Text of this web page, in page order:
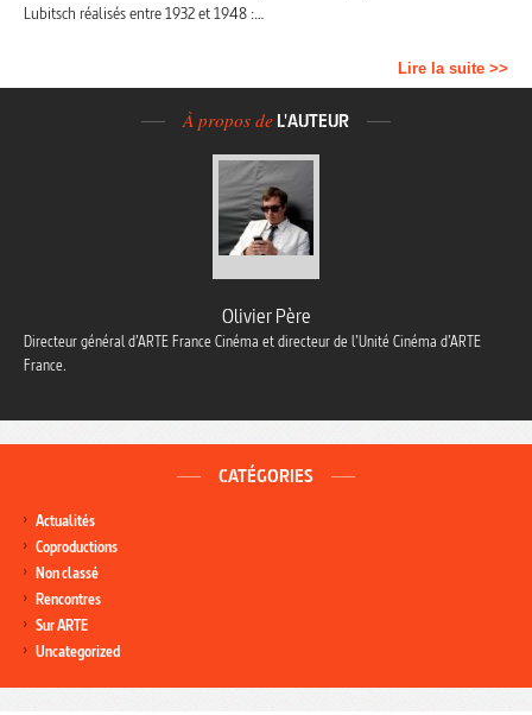
Lubitsch réalisés entre 1932 et 1948 :…
Lire la suite >>
À propos de L'AUTEUR
Olivier Père
Directeur général d’ARTE France Cinéma et directeur de l’Unité Cinéma d’ARTE
France.
CATÉGORIES
Actualités
Coproductions
Non classé
Rencontres
Sur ARTE
Uncategorized